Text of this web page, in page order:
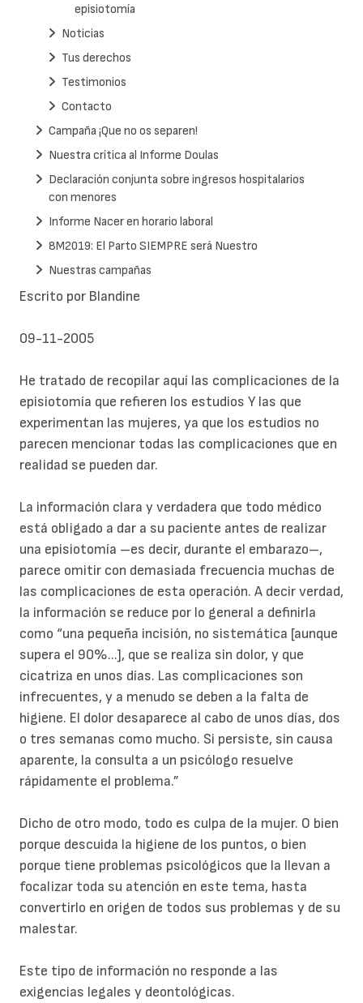
Escrito por Blandine
09-11-2005
He tratado de recopilar aquí las complicaciones de la
episiotomía que refieren los estudios Y las que
experimentan las mujeres, ya que los estudios no
parecen mencionar todas las complicaciones que en
realidad se pueden dar.
La información clara y verdadera que todo médico
está obligado a dar a su paciente antes de realizar
una episiotomía –es decir, durante el embarazo–,
parece omitir con demasiada frecuencia muchas de
las complicaciones de esta operación. A decir verdad,
la información se reduce por lo general a definirla
como “una pequeña incisión, no sistemática [aunque
supera el 90%...], que se realiza sin dolor, y que
cicatriza en unos días. Las complicaciones son
infrecuentes, y a menudo se deben a la falta de
higiene. El dolor desaparece al cabo de unos días, dos
o tres semanas como mucho. Si persiste, sin causa
aparente, la consulta a un psicólogo resuelve
rápidamente el problema.”
Dicho de otro modo, todo es culpa de la mujer. O bien
porque descuida la higiene de los puntos, o bien
porque tiene problemas psicológicos que la llevan a
focalizar toda su atención en este tema, hasta
convertirlo en origen de todos sus problemas y de su
malestar.
Este tipo de información no responde a las
exigencias legales y deontológicas.
episiotomía
Noticias
Tus derechos
Testimonios
Contacto
Campaña ¡Que no os separen!
Nuestra crítica al Informe Doulas
Declaración conjunta sobre ingresos hospitalarios
con menores
Informe Nacer en horario laboral
8M2019: El Parto SIEMPRE será Nuestro
Nuestras campañas